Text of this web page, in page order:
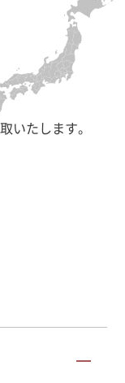
いたします。